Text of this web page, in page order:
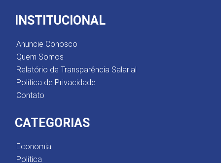
INSTITUCIONAL
Anuncie Conosco
Quem Somos
Relatório de Transparência Salarial
Política de Privacidade
Contato
CATEGORIAS
Economia
Política